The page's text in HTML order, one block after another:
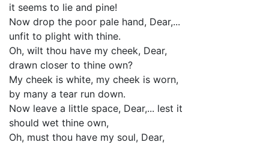
it seems to lie and pine!
Now drop the poor pale hand, Dear,...
unfit to plight with thine.
Oh, wilt thou have my cheek, Dear,
drawn closer to thine own?
My cheek is white, my cheek is worn,
by many a tear run down.
Now leave a little space, Dear,... lest it
should wet thine own,
Oh, must thou have my soul, Dear,